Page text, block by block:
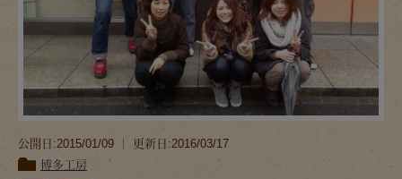
公開日:2015/01/09 ｜ 更新日:2016/03/17
博多工房